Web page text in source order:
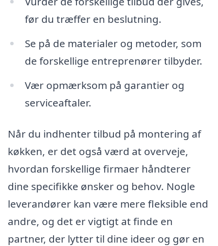
før du træffer en beslutning.
Se på de materialer og metoder, som
de forskellige entreprenører tilbyder.
Vær opmærksom på garantier og
serviceaftaler.
Når du indhenter tilbud på montering af
køkken, er det også værd at overveje,
hvordan forskellige firmaer håndterer
dine specifikke ønsker og behov. Nogle
leverandører kan være mere fleksible end
andre, og det er vigtigt at finde en
partner, der lytter til dine ideer og gør en